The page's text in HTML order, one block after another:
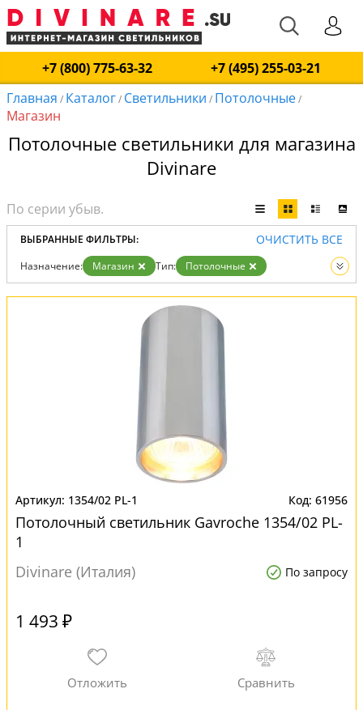
+7 (800) 775-63-32
+7 (495) 255-03-21
Главная / Каталог/ Светильники / Потолочные/
Магазин
Потолочные светильники для магазина
Divinare
ВЫБРАННЫЕ ФИЛЬТРЫ: ОЧИСТИТЬ ВСЕ
Назначение: Магазин Тип:
Потолочные
Вид:
Светильники
1354/02 PL-1 61956
Потолочный светильник Gavroche 1354/02 PL-
1
Divinare (Италия)
По запросу
1 493 ₽